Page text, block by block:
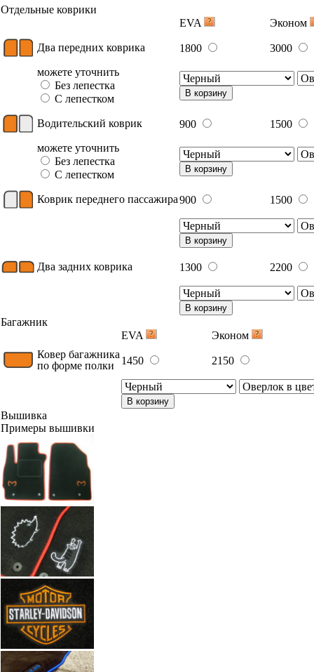
Отдельные коврики
EVA
Эконом
Два передних коврика 1800
3000
можете уточнить
Без лепестка
С лепестком
В корзину
Водительский коврик 900
1500
можете уточнить
Без лепестка
С лепестком
В корзину
Коврик переднего пассажира900 1500
В корзину
Два задних коврика 1300 2200
В корзину
Багажник
EVA
Эконом
Ковер багажника
по форме полки
1450 2150
В корзину
Вышивка
Примеры вышивки